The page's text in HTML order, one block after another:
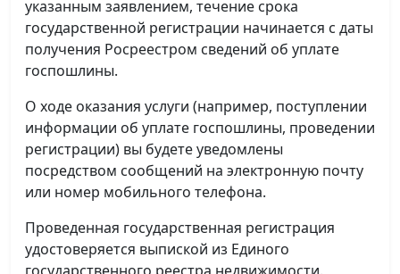
указанным заявлением, течение срока
государственной регистрации начинается с даты
получения Росреестром сведений об уплате
госпошлины.
О ходе оказания услуги (например, поступлении
информации об уплате госпошлины, проведении
регистрации) вы будете уведомлены
посредством сообщений на электронную почту
или номер мобильного телефона.
Проведенная государственная регистрация
удостоверяется выпиской из Единого